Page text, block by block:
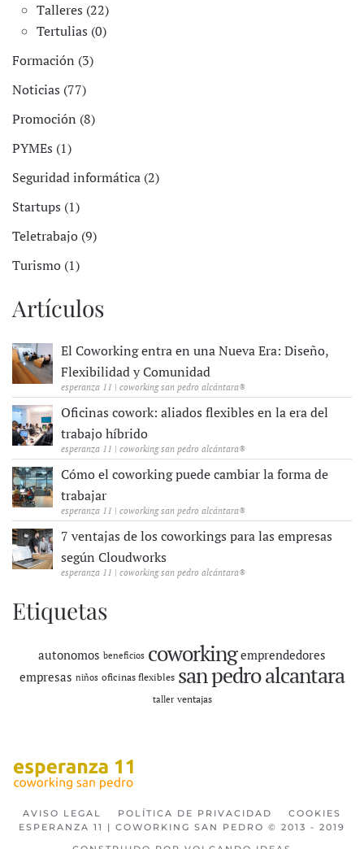
Talleres (22)
Tertulias (0)
Formación (3)
Noticias (77)
Promoción (8)
PYMEs (1)
Seguridad informática (2)
Startups (1)
Teletrabajo (9)
Turismo (1)
Artículos
El Coworking entra en una Nueva Era: Diseño,
Flexibilidad y Comunidad
esperanza 11 | coworking san pedro alcántara®
Oficinas cowork: aliados flexibles en la era del
trabajo híbrido
esperanza 11 | coworking san pedro alcántara®
Cómo el coworking puede cambiar la forma de
trabajar
esperanza 11 | coworking san pedro alcántara®
7 ventajas de los coworkings para las empresas
según Cloudworks
esperanza 11 | coworking san pedro alcántara®
Etiquetas
autonomos beneficios coworking emprendedores
empresas niños oficinas flexibles san pedro alcantara
taller ventajas
AVISO LEGAL POLÍTICA DE PRIVACIDAD
COOKIES
ESPERANZA 11 | COWORKING SAN PEDRO © 2013 - 2019